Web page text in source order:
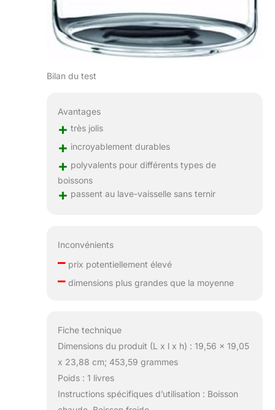
Bilan du test
Avantages
+ très jolis
+ incroyablement durables
+ polyvalents pour différents types de
boissons
+ passent au lave-vaisselle sans ternir
Inconvénients
–prix potentiellement élevé
–dimensions plus grandes que la moyenne
Fiche technique
Dimensions du produit (L x l x h) : 19,56 x 19,05
x 23,88 cm; 453,59 grammes
Poids : 1 livres
Instructions spécifiques d’utilisation : Boisson